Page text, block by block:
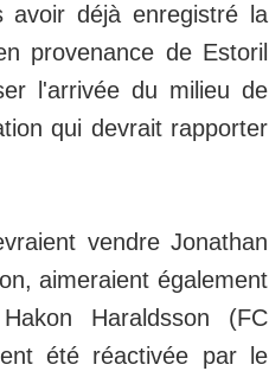
déjà enregistré la
provenance de Estoril
l'arrivée du milieu de
qui devrait rapporter
vendre Jonathan
aimeraient également
Haraldsson (FC
été réactivée par le